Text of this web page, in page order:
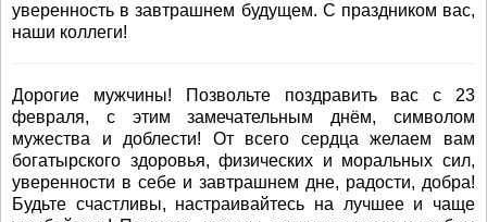
уверенность в завтрашнем будущем. С праздником вас,
наши коллеги!
Дорогие мужчины! Позвольте поздравить вас с 23
февраля, с этим замечательным днём, символом
мужества и доблести! От всего сердца желаем вам
богатырского здоровья, физических и моральных сил,
уверенности в себе и завтрашнем дне, радости, добра!
Будьте счастливы, настраивайтесь на лучшее и чаще